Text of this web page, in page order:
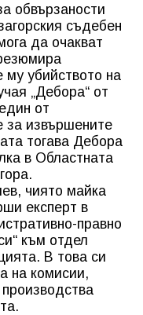
обвързаности
съдебен
да очакват
убийството на
„Дебора“ от
от
за извършените
тогава Дебора
в Областната
чиято майка
експерт в
правно
към отдел
В това си
на комисии,